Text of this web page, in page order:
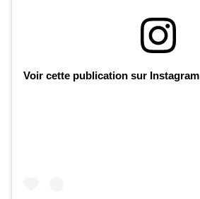
Voir cette publication sur Instagram